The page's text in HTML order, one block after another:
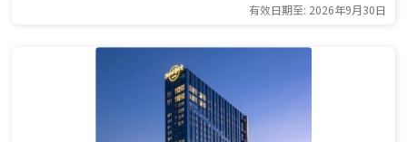
有效日期至: 2026年9月30日